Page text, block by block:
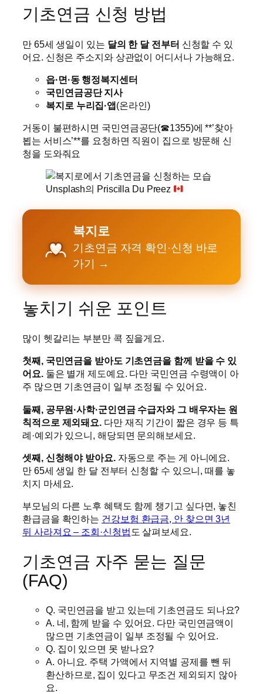
기초연금 신청 방법
만 65세 생일이 있는 달의 한 달 전부터 신청할 수 있
어요. 신청은 주소지와 상관없이 어디서나 가능해요.
읍·면·동 행정복지센터
국민연금공단 지사
복지로 누리집·앱(온라인)
거동이 불편하시면 국민연금공단(☎1355)에 **’찾아
뵙는 서비스’**를 요청하면 직원이 집으로 방문해 신
청을 도와줘요
Unsplash의 Priscilla Du Preez
복지로
기초연금 자격 확인·신청 바로
가기 →
놓치기 쉬운 포인트
많이 헷갈리는 부분만 콕 짚을게요.
첫째, 국민연금을 받아도 기초연금을 함께 받을 수 있
어요.둘은 별개 제도예요. 다만 국민연금 수령액이 아
주 많으면 기초연금이 일부 조정될 수 있어요.
둘째, 공무원·사학·군인연금 수급자와 그 배우자는 원
칙적으로 제외돼요. 다만 재직 기간이 짧은 경우 등 특
례·예외가 있으니, 해당되면 문의해보세요.
셋째, 신청해야 받아요.자동으로 주는 게 아니에요.
만 65세 생일 한 달 전부터 신청할 수 있으니, 때를 놓
치지 마세요.
부모님의 다른 노후 혜택도 함께 챙기고 싶다면, 놓친
환급금을 확인하는 건강보험 환급금, 안 찾으면 3년
뒤 사라져요 – 조회·신청법 도 살펴보세요.
기초연금 자주 묻는 질문
(FAQ)
Q. 국민연금을 받고 있는데 기초연금도 되나요?
A. 네, 함께 받을 수 있어요. 다만 국민연금액이
많으면 기초연금이 일부 조정될 수 있어요.
Q. 집이 있으면 못 받나요?
A. 아니요. 주택 가액에서 지역별 공제를 뺀 뒤
환산하므로, 집이 있다고 무조건 제외되지 않아
요.